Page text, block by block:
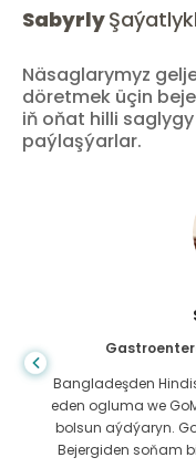
Sabyrly
Näsaglarymyz
döretmek üçin
iň oňat hilli
paýlaşýarlar.
Bangladeşden
eden ogluma we
bolsun aýdýaryn.
Bejergiden soňam